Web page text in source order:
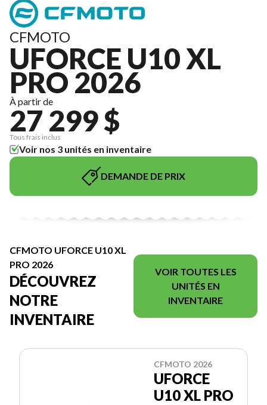
CFMOTO
UFORCE U10 XL
PRO 2026
À partir de
27 299 $
Tous frais inclus
Voir nos 3 unités en inventaire
DEMANDE DE PRIX
CFMOTO UFORCE U10 XL
PRO 2026
DÉCOUVREZ
NOTRE
INVENTAIRE
VOIR TOUTES LES
UNITÉS EN
INVENTAIRE
CFMOTO 2026
UFORCE
U10 XL PRO